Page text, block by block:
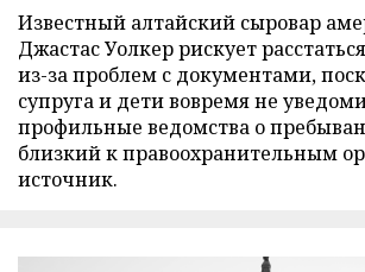
Известный алтайский сыровар
Джастас Уолкер рискует
из-за проблем с документами,
супруга и дети вовремя не
профильные ведомства о
близкий к правоохранительным
источник.